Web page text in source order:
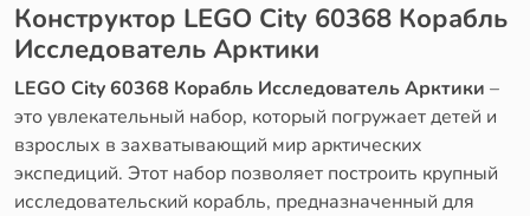
Конструктор LEGO City 60368 Корабль
Исследователь Арктики
LEGO City 60368 Корабль Исследователь Арктики –
это увлекательный набор, который погружает детей и
взрослых в захватывающий мир арктических
экспедиций. Этот набор позволяет построить крупный
исследовательский корабль, предназначенный для